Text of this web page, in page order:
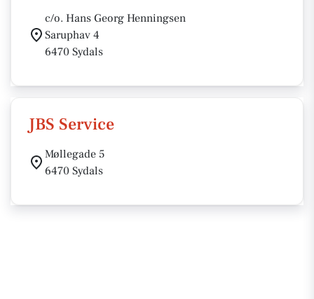
c/o. Hans Georg Henningsen
Saruphav 4
6470 Sydals
JBS Service
Møllegade 5
6470 Sydals